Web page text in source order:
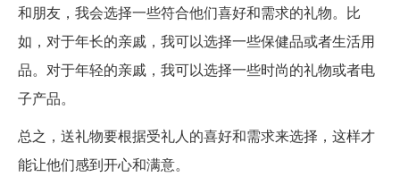
和朋友，我会选择一些符合他们喜好和需求的礼物。比
如，对于年长的亲戚，我可以选择一些保健品或者生活用
品。对于年轻的亲戚，我可以选择一些时尚的礼物或者电
子产品。
总之，送礼物要根据受礼人的喜好和需求来选择，这样才
能让他们感到开心和满意。